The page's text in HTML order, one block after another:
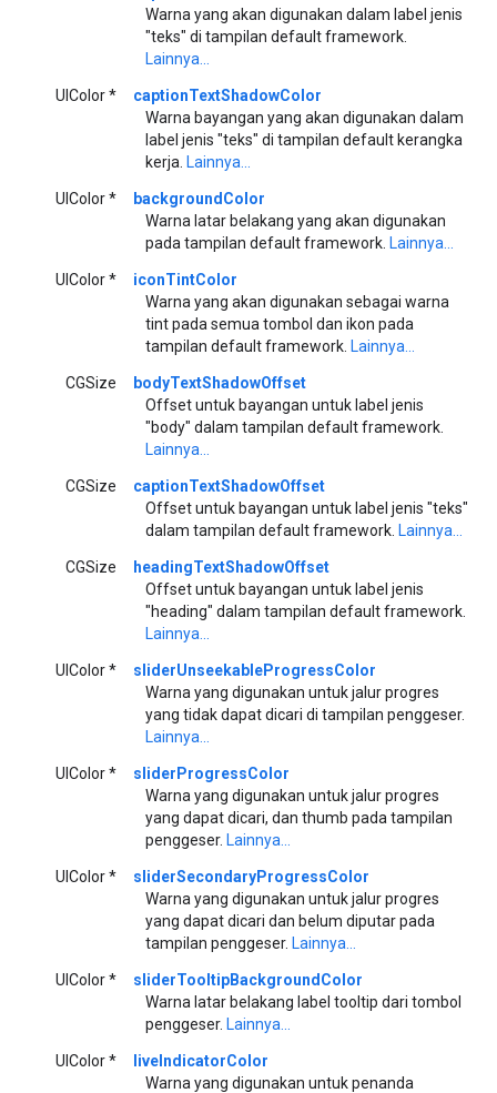
Warna yang akan digunakan dalam label jenis
"teks" di tampilan default framework.
Lainnya...
UIColor *
captionTextShadowColor
Warna bayangan yang akan digunakan dalam
label jenis "teks" di tampilan default kerangka
kerja. Lainnya...
UIColor *
backgroundColor
Warna latar belakang yang akan digunakan
pada tampilan default framework. Lainnya...
UIColor *
iconTintColor
Warna yang akan digunakan sebagai warna
tint pada semua tombol dan ikon pada
tampilan default framework. Lainnya...
CGSize
bodyTextShadowOffset
Offset untuk bayangan untuk label jenis
"body" dalam tampilan default framework.
Lainnya...
CGSize
captionTextShadowOffset
Offset untuk bayangan untuk label jenis "teks"
dalam tampilan default framework. Lainnya...
CGSize
headingTextShadowOffset
Offset untuk bayangan untuk label jenis
"heading" dalam tampilan default framework.
Lainnya...
UIColor *
sliderUnseekableProgressColor
Warna yang digunakan untuk jalur progres
yang tidak dapat dicari di tampilan penggeser.
Lainnya...
UIColor *
sliderProgressColor
Warna yang digunakan untuk jalur progres
yang dapat dicari, dan thumb pada tampilan
penggeser. Lainnya...
UIColor *
sliderSecondaryProgressColor
Warna yang digunakan untuk jalur progres
yang dapat dicari dan belum diputar pada
tampilan penggeser. Lainnya...
UIColor *
sliderTooltipBackgroundColor
Warna latar belakang label tooltip dari tombol
penggeser. Lainnya...
UIColor *
liveIndicatorColor
Warna yang digunakan untuk penanda